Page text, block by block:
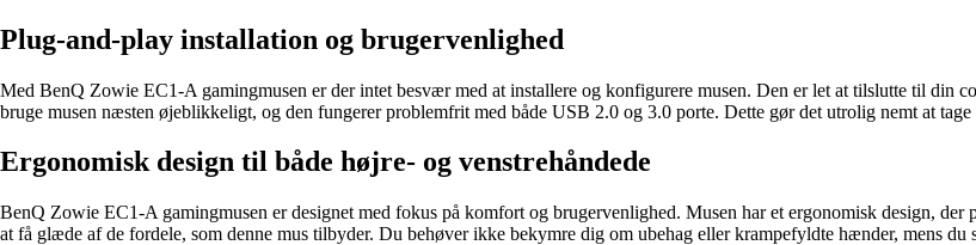
Plug-and-play installation og brugervenlighed
Med BenQ Zowie EC1-A gamingmusen er der intet besvær med at installere og konfigurere musen. Den er let at tilslutte til din
bruge musen næsten øjeblikkeligt, og den fungerer problemfrit med både USB 2.0 og 3.0 porte. Dette gør det utrolig nemt at
Ergonomisk design til både højre- og venstrehåndede
BenQ Zowie EC1-A gamingmusen er designet med fokus på komfort og brugervenlighed. Musen har et ergonomisk design,
at få glæde af de fordele, som denne mus tilbyder. Du behøver ikke bekymre dig om ubehag eller krampefyldte hænder, mens